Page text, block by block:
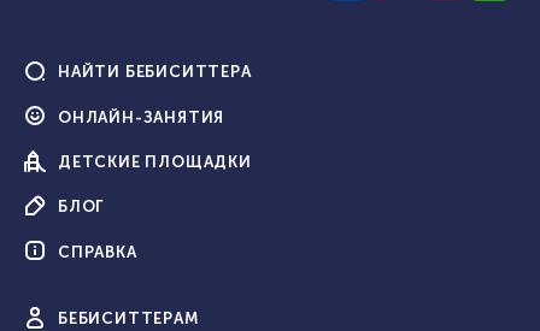
НАЙТИ БЕБИСИТТЕРА
ОНЛАЙН-ЗАНЯТИЯ
ДЕТСКИЕ ПЛОЩАДКИ
БЛОГ
СПРАВКА
БЕБИ СИТТЕРАМ